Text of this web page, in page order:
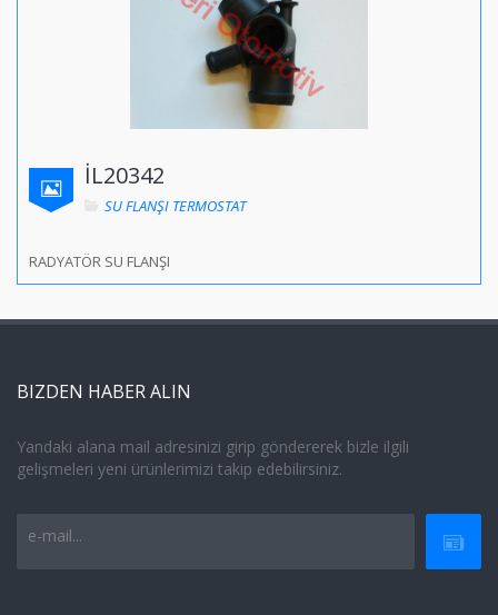
İL20342
SU FLANŞI TERMOSTAT
RADYATÖR SU FLANŞI
BIZDEN HABER ALIN
Yandaki alana mail adresinizi girip göndererek bizle ilgili
gelişmeleri yeni ürünlerimizi takip edebilirsiniz.
e-mail...